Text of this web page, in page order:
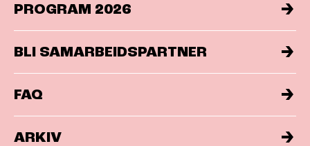
PROGRAM 2026
BLI SAMARBEIDSPARTNER
FAQ
ARKIV